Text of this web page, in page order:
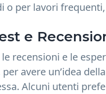
o per lavori
e
le recensioni e le
per avere un’idea
Alcuni utenti